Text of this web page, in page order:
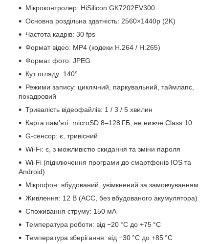
Мікроконтролер: HiSilicon GK7202EV300
Основна роздільна здатність: 2560×1440p (2K)
Частота кадрів: 30 fps
Формат відео: MP4 (кодеки H.264 / H.265)
Формат фото: JPEG
Кут огляду: 140°
Режими запису: циклічний, паркувальний, таймлапс,
покадровий
Тривалість відеофайлів: 1 / 3 / 5 хвилин
Карта памʼяті: microSD 8–128 ГБ, не нижче Class 10
G-сенсор: є, тривісний
Wi‑Fi: є, з можливістю скидання та зміни пароля
Wi-Fi (підключення програми до смартфонів IOS та
Android)
Мікрофон: вбудований, увімкнений за замовчуванням
Живлення: 12 В (ACC, без вбудованого акумулятора)
Споживання струму: 150 мА
Температура роботи: від −20 °C до +75 °C
Температура зберігання: від −30 °C до +85 °C